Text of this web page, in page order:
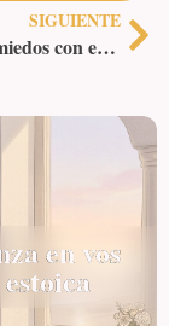
SIGUIENTE
Supera tus miedos con estas frases estoicas y vive sin temor
en vos